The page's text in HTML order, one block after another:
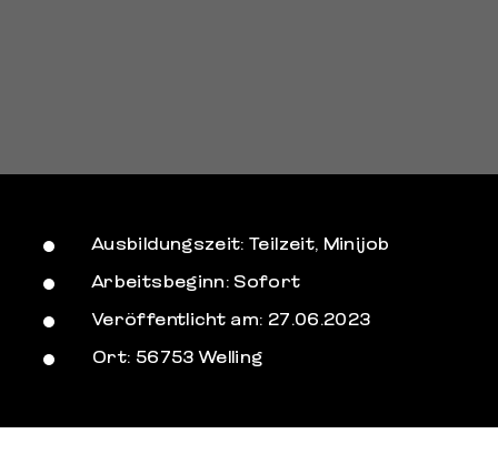
Ausbildungszeit: Teilzeit, Minijob
Arbeitsbeginn: Sofort
Veröffentlicht am: 27.06.2023
Ort: 56753 Welling